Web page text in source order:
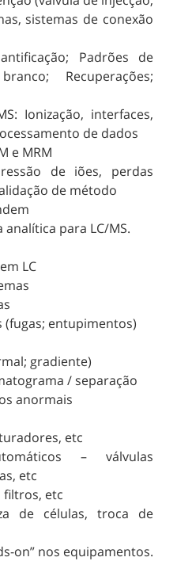
sistemas de conexão
Padrões de
Recuperações;
Ionização, interfaces,
de dados
e MRM
de iões, perdas
de método
para LC/MS.
LC
(fugas; entupimentos)
gradiente)
/ separação
anormais
etc
– válvulas
etc
filtros, etc
de células, troca de
on” nos equipamentos.